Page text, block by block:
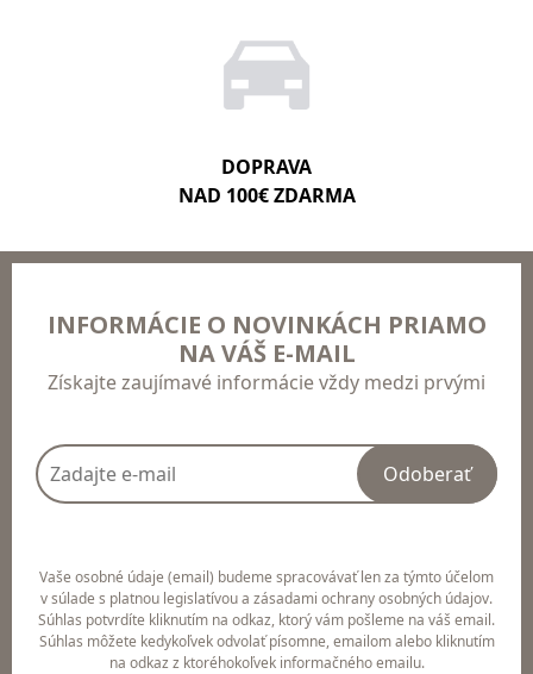
DOPRAVA
NAD 100€ ZDARMA
INFORMÁCIE O NOVINKÁCH PRIAMO
NA VÁŠ E-MAIL
Získajte zaujímavé informácie vždy medzi prvými
Odoberať
Vaše osobné údaje (email) budeme spracovávať len za týmto účelom
v súlade s platnou legislatívou a zásadami ochrany osobných údajov.
Súhlas potvrdíte kliknutím na odkaz, ktorý vám pošleme na váš email.
Súhlas môžete kedykoľvek odvolať písomne, emailom alebo kliknutím
na odkaz z ktoréhokoľvek informačného emailu.